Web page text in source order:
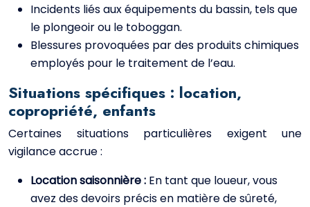
Incidents liés aux équipements du bassin, tels que
le plongeoir ou le toboggan.
Blessures provoquées par des produits chimiques
employés pour le traitement de l’eau.
Situations spécifiques : location,
copropriété, enfants
Certaines situations particulières exigent une
vigilance accrue :
Location saisonnière : En tant que loueur, vous
avez des devoirs précis en matière de sûreté,